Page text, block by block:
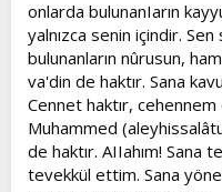
onlarda bulunanIarın
yalnızca senin içindir.
bulunanların nûrusun,
va'din de haktır. Sana
Cennet haktır,
Muhammed
de haktır. AIIahım! Sana
tevekkül ettim. Sana